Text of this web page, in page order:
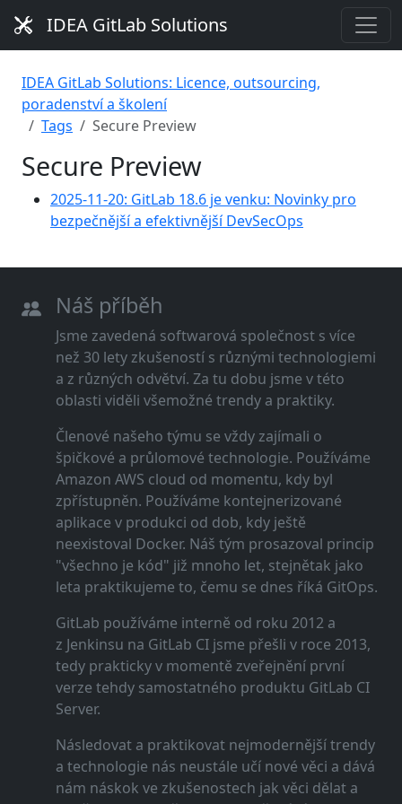
IDEA GitLab Solutions
IDEA GitLab Solutions: Licence, outsourcing,
poradenství a školení
Tags
Secure Preview
Secure Preview
2025-11-20: GitLab 18.6 je venku: Novinky pro
bezpečnější a efektivnější DevSecOps
Náš příběh
Jsme zavedená softwarová společnost s více
než 30 lety zkušeností s různými technologiemi
a z různých odvětví. Za tu dobu jsme v této
oblasti viděli všemožné trendy a praktiky.
Členové našeho týmu se vždy zajímali o
špičkové a průlomové technologie. Používáme
Amazon AWS cloud od momentu, kdy byl
zpřístupněn. Používáme kontejnerizované
aplikace v produkci od dob, kdy ještě
neexistoval Docker. Náš tým prosazoval princip
"všechno je kód" již mnoho let, stejnětak jako
leta praktikujeme to, čemu se dnes říká GitOps.
GitLab používáme interně od roku 2012 a
z Jenkinsu na GitLab CI jsme přešli v roce 2013,
tedy prakticky v momentě zveřejnění první
verze tehdy samostatného produktu GitLab CI
Server.
Následovat a praktikovat nejmodernější trendy
a technologie nás neustále učí nové věci a dává
nám náskok ve zkušenostech jak věci dělat a